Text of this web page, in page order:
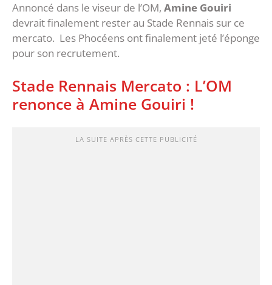
Annoncé dans le viseur de l’OM, Amine Gouiri
devrait finalement rester au Stade Rennais sur ce
mercato. Les Phocéens ont finalement jeté l’éponge
pour son recrutement.
Stade Rennais Mercato : L’OM
renonce à Amine Gouiri !
LA SUITE APRÈS CETTE PUBLICITÉ